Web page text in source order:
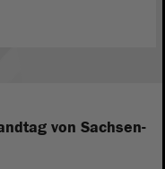
von Sachsen-